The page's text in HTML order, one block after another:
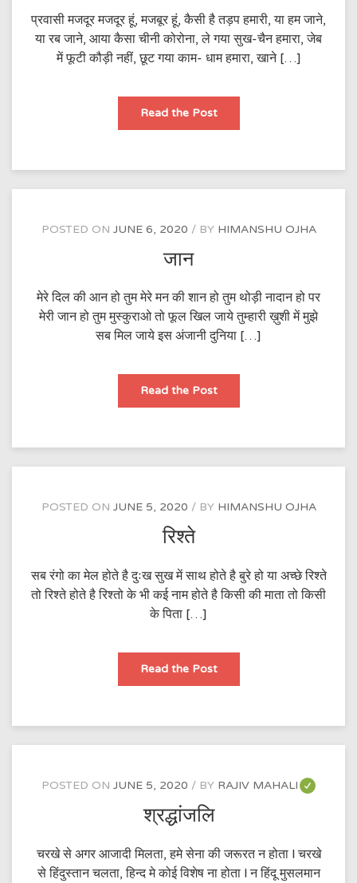
प्रवासी मजदूर मजदूर हूं, मजबूर हूं, कैसी है तड़प हमारी, या हम जाने,
या रब जाने, आया कैसा चीनी कोरोना, ले गया सुख-चैन हमारा, जेब
में फूटी कौड़ी नहीं, छूट गया काम- धाम हमारा, खाने […]
Read the Postप्रवासी
POSTED ON JUNE 6, 2020 BY HIMANSHU OJHA
जान
मेरे दिल की आन हो तुम मेरे मन की शान हो तुम थोड़ी नादान हो पर
मेरी जान हो तुम मुस्कुराओ तो फूल खिल जाये तुम्हारी ख़ुशी में मुझे
सब मिल जाये इस अंजानी दुनिया […]
Read the Postजान
POSTED ON JUNE 5, 2020 BY HIMANSHU OJHA
रिश्ते
सब रंगो का मेल होते है दुःख सुख में साथ होते है बुरे हो या अच्छे रिश्ते
तो रिश्ते होते है रिश्तो के भी कई नाम होते है किसी की माता तो किसी
के पिता […]
Read the Postरिश्ते
POSTED ON JUNE 5, 2020 BY RAJIV MAHALI
श्रद्धांजलि
चरखे से अगर आजादी मिलता, हमे सेना की जरूरत न होता l चरखे
से हिंदुस्तान चलता, हिन्द मे कोई विशेष ना होता l न हिंदू मुसलमान